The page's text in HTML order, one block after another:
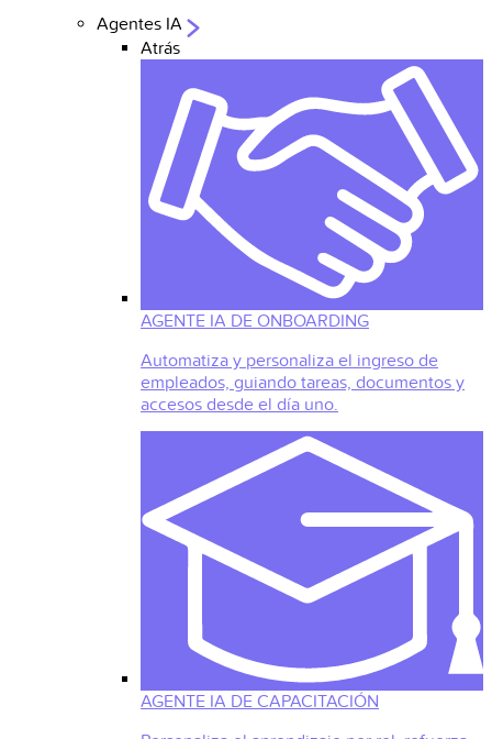
Agentes IA
Atrás
AGENTE IA DE ONBOARDING
Automatiza y personaliza el ingreso de
empleados, guiando tareas, documentos y
accesos desde el día uno.
AGENTE IA DE CAPACITACIÓN